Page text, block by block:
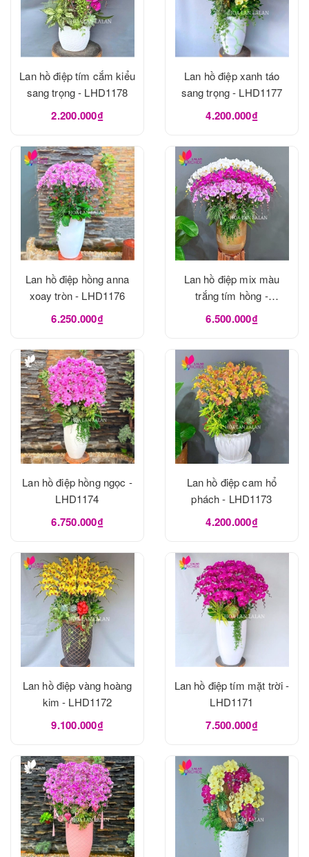
Lan hồ điệp tím cắm kiểu
sang trọng - LHD1178
2.200.000₫
Lan hồ điệp xanh táo
sang trọng - LHD1177
4.200.000₫
Lan hồ điệp hồng anna
xoay tròn - LHD1176
6.250.000₫
Lan hồ điệp mix màu
trắng tím hồng -
LHD1175
6.500.000₫
Lan hồ điệp hồng ngọc -
LHD1174
6.750.000₫
Lan hồ điệp cam hổ
phách - LHD1173
4.200.000₫
Lan hồ điệp vàng hoàng
kim - LHD1172
9.100.000₫
Lan hồ điệp tím mặt trời -
LHD1171
7.500.000₫